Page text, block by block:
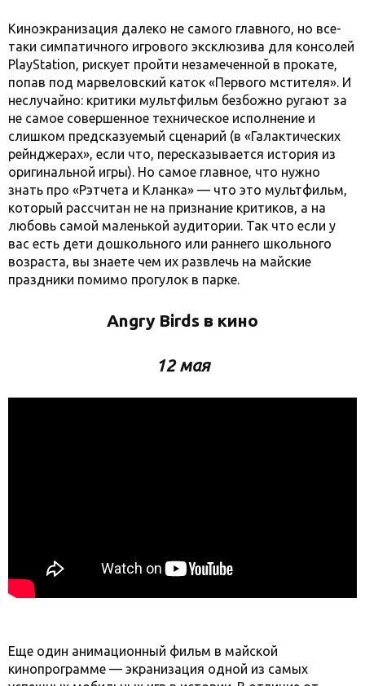
Киноэкранизация далеко не самого главного, но все-
таки симпатичного игрового эксклюзива для консолей
PlayStation, рискует пройти незамеченной в прокате,
попав под марвеловский каток «Первого мстителя». И
неслучайно: критики мультфильм безбожно ругают за
не самое совершенное техническое исполнение и
слишком предсказуемый сценарий (в «Галактических
рейнджерах», если что, пересказывается история из
оригинальной игры). Но самое главное, что нужно
знать про «Рэтчета и Кланка» — что это мультфильм,
который рассчитан не на признание критиков, а на
любовь самой маленькой аудитории. Так что если у
вас есть дети дошкольного или раннего школьного
возраста, вы знаете чем их развлечь на майские
праздники помимо прогулок в парке.
Angry Birds в кино
12 мая
Еще один анимационный фильм в майской
кинопрограмме — экранизация одной из самых